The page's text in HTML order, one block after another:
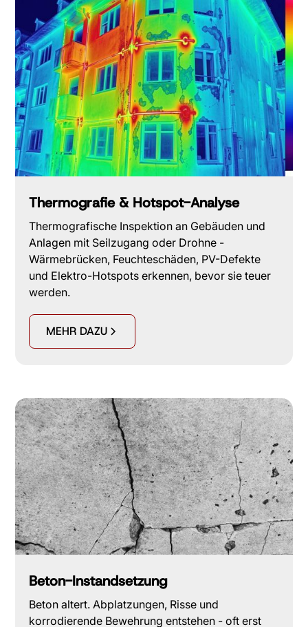
Thermografie & Hotspot-Analyse
Thermografische Inspektion an Gebäuden und
Anlagen mit Seilzugang oder Drohne -
Wärmebrücken, Feuchteschäden, PV-Defekte
und Elektro-Hotspots erkennen, bevor sie teuer
werden.
MEHR DAZU
Beton-Instandsetzung
Beton altert. Abplatzungen, Risse und
korrodierende Bewehrung entstehen - oft erst